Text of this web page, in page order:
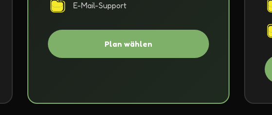
E-Mail-Support
Plan wählen